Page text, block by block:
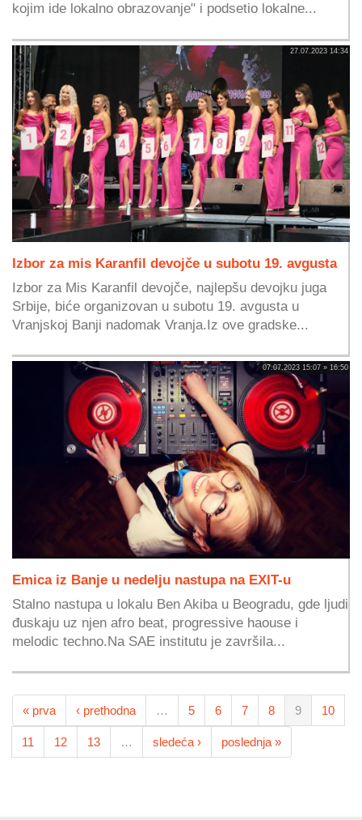
kojim ide lokalno obrazovanje" i podsetio lokalne...
27.07.2023 14:34
Izbor za mis Karanfil devojče u subotu 19. avgusta
Izbor za Mis Karanfil devojče, najlepšu devojku juga
Srbije, biće organizovan u subotu 19. avgusta u
Vranjskoj Banji nadomak Vranja.Iz ove gradske...
07.07.2023 15:07 » 16:50
Emica iz Banje u nedelju nastupa na EXIT-u
Stalno nastupa u lokalu Ben Akiba u Beogradu, gde ljudi
đuskaju uz njen afro beat, progressive haouse i
melodic techno.Na SAE institutu je završila...
« prva ‹ prethodna … 5 6 7 8 9 10
11 12 13 … sledeća › poslednja »